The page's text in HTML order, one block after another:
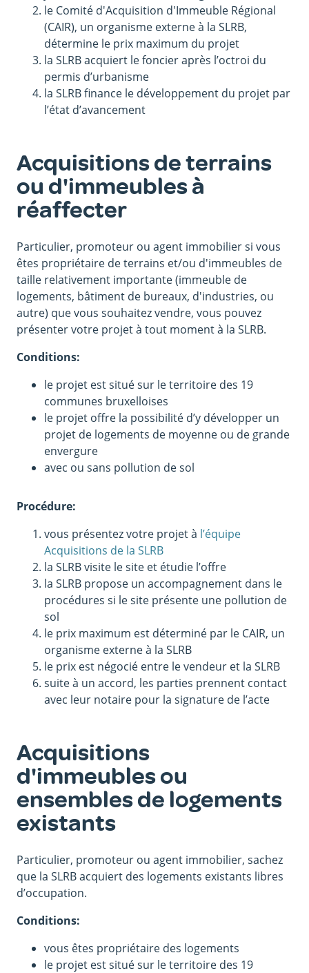
le Comité d'Acquisition d'Immeuble Régional
(CAIR), un organisme externe à la SLRB,
détermine le prix maximum du projet
la SLRB acquiert le foncier après l’octroi du
permis d’urbanisme
la SLRB finance le développement du projet par
l’état d’avancement
Acquisitions de terrains
ou d'immeubles à
réaffecter
Particulier, promoteur ou agent immobilier si vous
êtes propriétaire de terrains et/ou d'immeubles de
taille relativement importante (immeuble de
logements, bâtiment de bureaux, d'industries, ou
autre) que vous souhaitez vendre, vous pouvez
présenter votre projet à tout moment à la SLRB.
Conditions:
le projet est situé sur le territoire des 19
communes bruxelloises
le projet offre la possibilité d’y développer un
projet de logements de moyenne ou de grande
envergure
avec ou sans pollution de sol
Procédure:
vous présentez votre projet à l’équipe
Acquisitions de la SLRB
la SLRB visite le site et étudie l’offre
la SLRB propose un accompagnement dans le
procédures si le site présente une pollution de
sol
le prix maximum est déterminé par le CAIR, un
organisme externe à la SLRB
le prix est négocié entre le vendeur et la SLRB
suite à un accord, les parties prennent contact
avec leur notaire pour la signature de l’acte
Acquisitions
d'immeubles ou
ensembles de logements
existants
Particulier, promoteur ou agent immobilier, sachez
que la SLRB acquiert des logements existants libres
d’occupation.
Conditions:
vous êtes propriétaire des logements
le projet est situé sur le territoire des 19